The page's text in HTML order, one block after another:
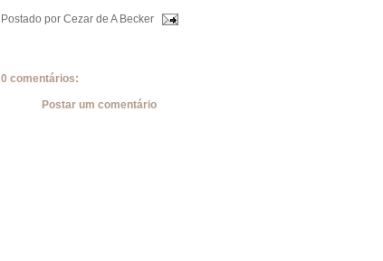
Postado por Cezar de A Becker
0 comentários:
Postar um comentário